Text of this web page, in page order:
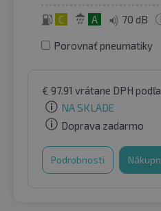
C A 70 dB
Porovnať pneumatiky
€ 97.91 vrátane DPH
NA SKLADE
Doprava zadarmo
Podrobnosti